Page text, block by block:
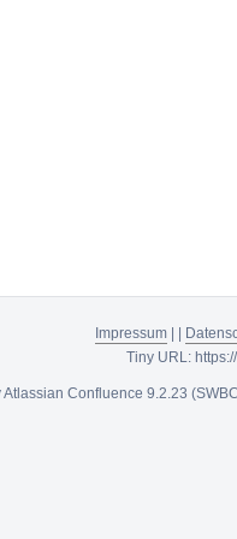
Impressum|
Tiny URL:
Atlassian Confluence 9.2.23